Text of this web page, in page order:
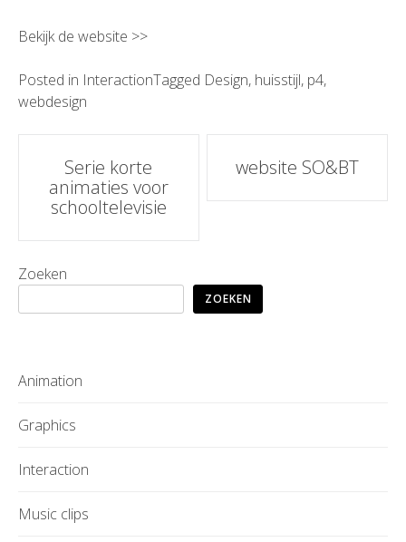
Bekijk de website >>
Posted in InteractionTagged Design, huisstijl, p4,
webdesign
Post
navigation
Serie korte
animaties voor
schooltelevisie
website SO&BT
Zoeken
ZOEKEN
Animation
Graphics
Interaction
Music clips